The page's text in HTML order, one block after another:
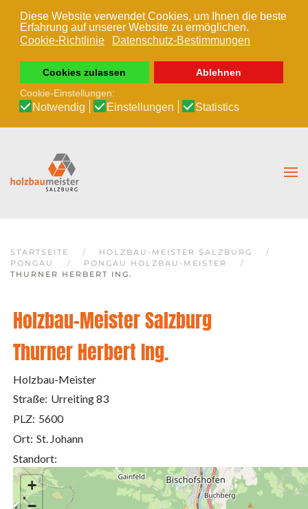
Diese Website verwendet Cookies, um Ihnen die beste
Erfahrung auf unserer Website zu ermöglichen.
Cookie-Richtlinie
Datenschutz-Bestimmungen
Cookies zulassen
Ablehnen
Cookie-Einstellungen:
Notwendig Einstellungen Statistics
Zum Hauptinhalt springen
STARTSEITE
HOLZBAU-MEISTER SALZBURG
PONGAU
PONGAU HOLZBAU-MEISTER
THURNER HERBERT ING.
Holzbau-Meister Salzburg
Thurner Herbert Ing.
Holzbau-Meister
Straße: Urreiting 83
PLZ: 5600
Ort: St. Johann
Standort:
+